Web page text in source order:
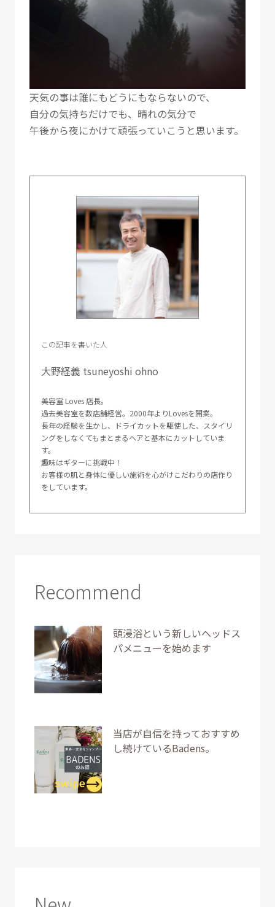
天気の事は誰にもどうにもならないので、
自分の気持ちだけでも、晴れの気分で
午後から夜にかけて頑張っていこうと思います。
この記事を書いた人
大野経義 tsuneyoshi ohno
美容室 Loves 店長。
過去美容室を数店舗経営。2000年よりLovesを開業。
長年の経験を生かし、ドライカットを駆使した、スタイリ
ングをしなくてもまとまるヘアと基本にカットしていま
す。
趣味はギターに挑戦中！
お客様の肌と身体に優しい施術を心がけこだわりの店作り
をしています。
Recommend
頭浸浴という新しいヘッドス
パメニューを始めます
当店が自信を持っておすすめ
し続けているBadens。